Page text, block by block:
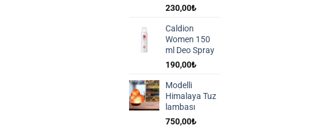
230,00₺
Caldion
Women 150
ml Deo Spray
190,00₺
Modelli
Himalaya Tuz
lambası
750,00₺